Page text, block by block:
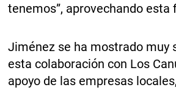
tenemos”, aprovechando esta
Jiménez se ha mostrado muy
esta colaboración con Los
apoyo de las empresas